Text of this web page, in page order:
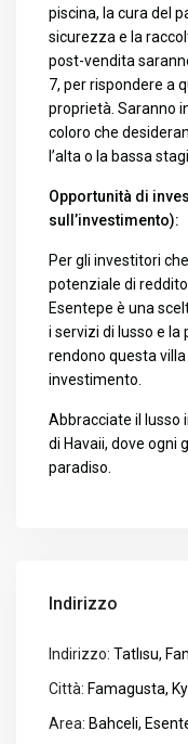
piscina, la cura del
sicurezza e la
post-vendita
7, per rispondere a
proprietà. Saranno
coloro che
l’alta o la bassa
Opportunità di
sull’investimento):
Per gli investitori
potenziale di
Esentepe è una
i servizi di lusso e
rendono questa
investimento.
Abbracciate il lusso
di Havaii, dove ogni
paradiso.
Indirizzo
Indirizzo: Tatlısu,
Città: Famagusta,
Area: Bahceli,